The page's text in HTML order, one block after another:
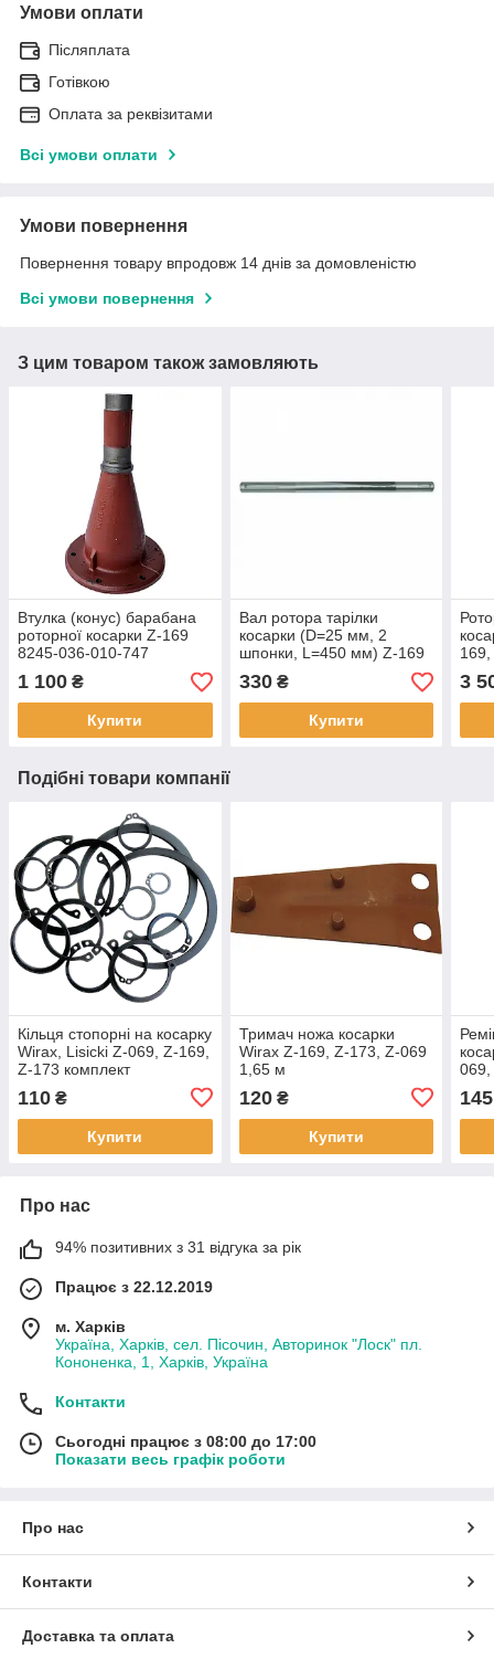
Умови оплати
Післяплата
Готівкою
Оплата за реквізитами
Всі умови оплати
Умови повернення
Повернення товару впродовж 14 днів за домовленістю
Всі умови повернення
З цим товаром також замовляють
Втулка (конус) барабана
роторної косарки Z-169
8245-036-010-747
1 100 ₴
Купити
Вал ротора тарілки
косарки (D=25 мм, 2
шпонки, L=450 мм) Z-169
330₴
Купити
3
Подібні товари компанії
Кільця стопорні на косарку
Wirax, Lisicki Z-069, Z-169,
Z-173 комплект
110 ₴
Купити
Тримач ножа косарки
Wirax Z-169, Z-173, Z-069
1,65 м
120₴
Купити
145
Про нас
94% позитивних з 31 відгука за рік
Працює з 22.12.2019
м. Харків
Україна, Харків, сел. Пісочин, Авторинок "Лоск" пл.
Кононенка, 1, Харків, Україна
Контакти
Сьогодні працює з 08:00 до 17:00
Показати весь графік роботи
Про нас
Контакти
Доставка та оплата